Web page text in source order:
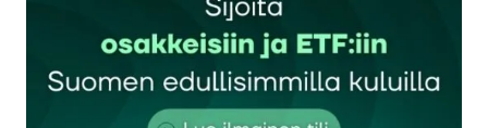
Sähköpostiosoitettasi ei julkaista.Pakolliset